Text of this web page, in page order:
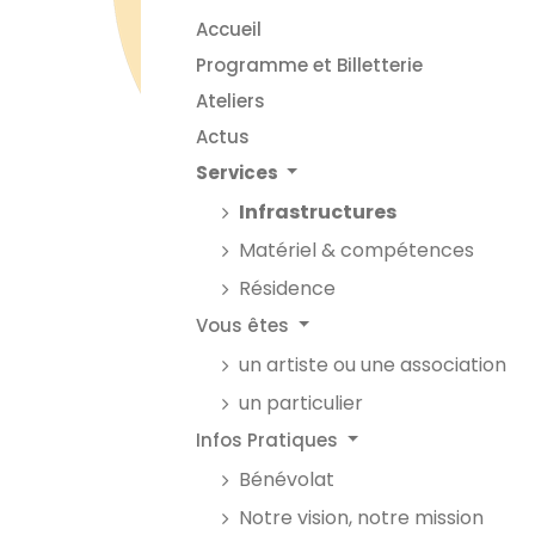
Accueil
Programme et Billetterie
Ateliers
Actus
Services
Infrastructures
Matériel & compétences
Résidence
Vous êtes
un artiste ou une association
un particulier
Infos Pratiques
Bénévolat
Notre vision, notre mission